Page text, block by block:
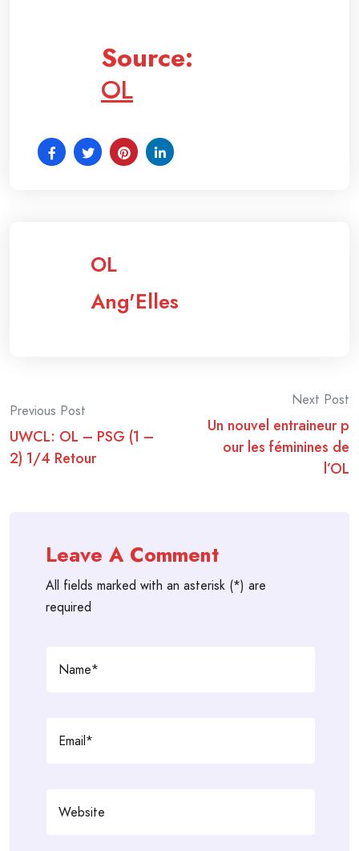
Source:
OL
OL
Ang'Elles
Post
navigation
Previous Post
UWCL: OL – PSG (1 –
2) 1/4 Retour
Next Post
Un nouvel entraineur p
our les féminines de
l’OL
Leave A Comment
All fields marked with an asterisk (*) are
required